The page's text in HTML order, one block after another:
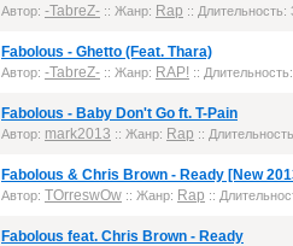
Автор: -TabreZ- :: Жанр: Rap ::
Fabolous - Ghetto (Feat. Thara)
Автор: -TabreZ- :: Жанр: RAP! ::
Fabolous - Baby Don't Go ft. T-Pain
Автор: mark2013 :: Жанр: Rap ::
Fabolous & Chris Brown - Ready [New
Автор: TOrreswOw :: Жанр: Rap ::
Fabolous feat. Chris Brown - Ready